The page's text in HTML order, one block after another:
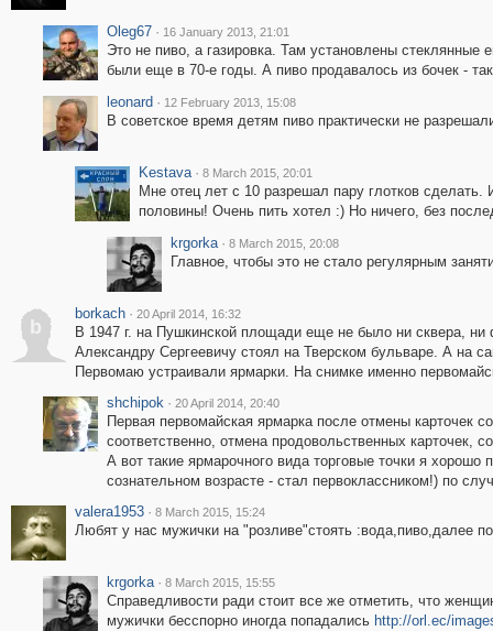
Oleg67 · 16 January 2013, 21:01
Это не пиво, а газировка. Там установлены стеклянные
были еще в 70-е годы. А пиво продавалось из бочек -
leonard · 12 February 2013, 15:08
В советское время детям пиво практически не
Kestava · 8 March 2015, 20:01
Мне отец лет с 10 разрешал пару глотков
половины! Очень пить хотел :) Но ничего, без
krgorka · 8 March 2015, 20:08
Главное, чтобы это не стало регулярным
b
borkach · 20 April 2014, 16:32
В 1947 г. на Пушкинской площади еще не было ни сквера, ни
Александру Сергеевичу стоял на Тверском бульваре. А на
Первомаю устраивали ярмарки. На снимке именно
shchipok · 20 April 2014, 20:40
Первая первомайская ярмарка после отмены карточек
соответственно, отмена продовольственных карточек,
А вот такие ярмарочного вида торговые точки я
сознательном возрасте - стал первоклассником!) по
valera1953 · 8 March 2015, 15:24
Любят у нас мужички на "розливе"стоять :вода,пиво,далее
krgorka · 8 March 2015, 15:55
Справедливости ради стоит все же отметить, что
мужички бесспорно иногда попадались http://orl.ec/